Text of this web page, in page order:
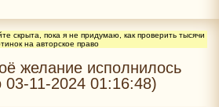
скрыта, пока я не придумаю, как проверить тысячи
на авторское право
желание исполнилось
03-11-2024 01:16:48)